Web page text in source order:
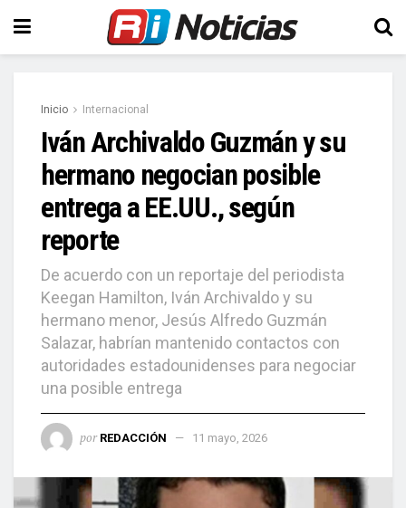
Inicio Internacional
Iván Archivaldo Guzmán y su
hermano negocian posible
entrega a EE.UU., según
reporte
De acuerdo con un reportaje del periodista
Keegan Hamilton, Iván Archivaldo y su
hermano menor, Jesús Alfredo Guzmán
Salazar, habrían mantenido contactos con
autoridades estadounidenses para negociar
una posible entrega
por REDACCIÓN 11 mayo, 2026